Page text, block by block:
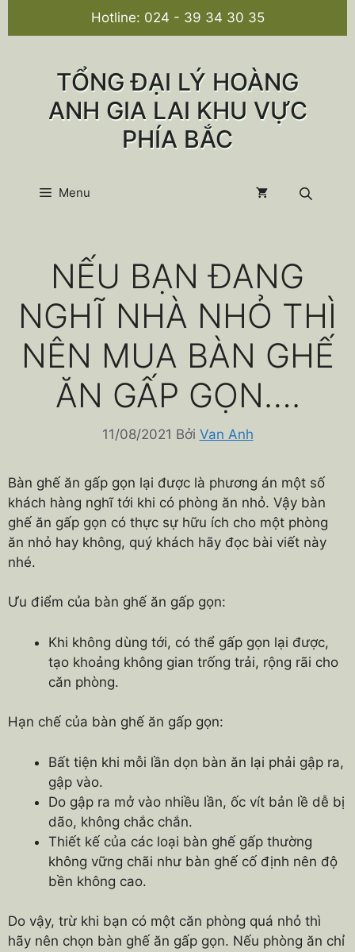
Hotline: 024 - 39 34 30 35
TỔNG ĐẠI LÝ HOÀNG
ANH GIA LAI KHU VỰC
PHÍA BẮC
Menu
NẾU BẠN ĐANG
NGHĨ NHÀ NHỎ THÌ
NÊN MUA BÀN GHẾ
ĂN GẤP GỌN….
11/08/2021 Bởi Van Anh
Bàn ghế ăn gấp gọn lại được là phương án một số
khách hàng nghĩ tới khi có phòng ăn nhỏ. Vậy bàn
ghế ăn gấp gọn có thực sự hữu ích cho một phòng
ăn nhỏ hay không, quý khách hãy đọc bài viết này
nhé.
Ưu điểm của bàn ghế ăn gấp gọn:
Khi không dùng tới, có thể gấp gọn lại được,
tạo khoảng không gian trống trải, rộng rãi cho
căn phòng.
Hạn chế của bàn ghế ăn gấp gọn:
Bất tiện khi mỗi lần dọn bàn ăn lại phải gập ra,
gập vào.
Do gập ra mở vào nhiều lần, ốc vít bản lề dễ bị
dão, không chắc chắn.
Thiết kế của các loại bàn ghế gấp thường
không vững chãi như bàn ghế cố định nên độ
bền không cao.
Do vậy, trừ khi bạn có một căn phòng quá nhỏ thì
hãy nên chọn bàn ghế ăn gấp gọn. Nếu phòng ăn chỉ